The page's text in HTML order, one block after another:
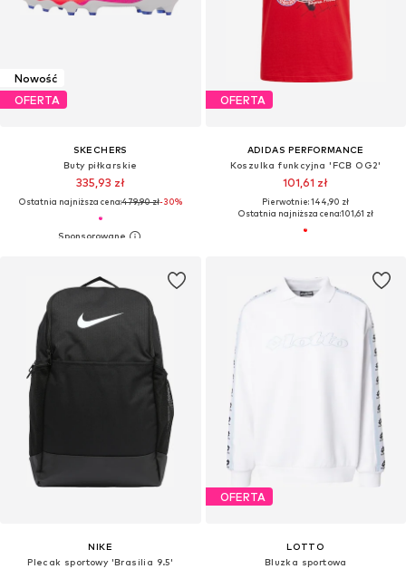
Nowość
OFERTA
SKECHERS
Buty piłkarskie
335,93 zł
Ostatnia najniższa cena:479,90 zł-30%
OFERTA
ADIDAS PERFORMANCE
Koszulka funkcyjna 'FCB OG2'
101,61 zł
Pierwotnie: 144,90 zł
Ostatnia najniższa cena:101,61 zł
NIKE
Plecak sportowy 'Brasilia 9.5'
OFERTA
LOTTO
Bluzka sportowa